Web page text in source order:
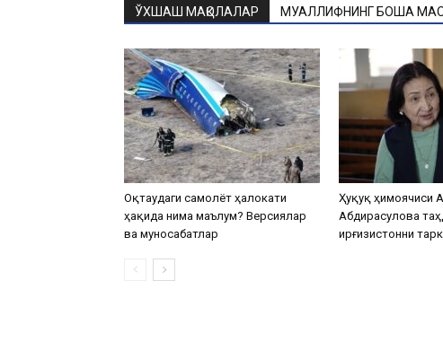
ЎХШАШ МАҚОЛАЛАР МУАЛЛИФНИНГ БОШҚА
Оқтаудаги самолёт ҳалокати
ҳақида нима маълум? Версиялар
ва муносабатлар
Ҳуқуқ ҳимоячиси
Абдирасулова
Қирғизистонни